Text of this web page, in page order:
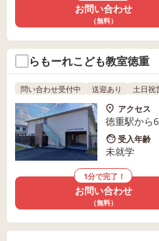
お問い合わせ
（無料）
らもーれこども教室徳重
問い合わせ受付中 送迎あり 土日祝
アクセス
徳重駅から
受入年齢
未就学
1分で完了！
お問い合わせ
（無料）